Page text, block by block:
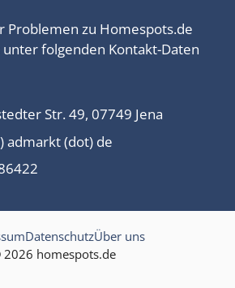
Problemen zu Homespots.de
unter folgenden Kontakt-Daten
Str. 49, 07749 Jena
admarkt (dot) de
homespots.de
DatenschutzÜber uns